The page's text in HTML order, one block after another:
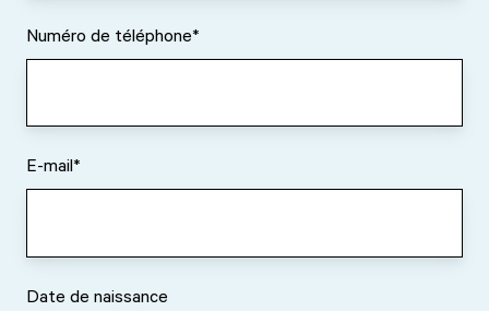
Numéro de téléphone*
E-mail*
Date de naissance